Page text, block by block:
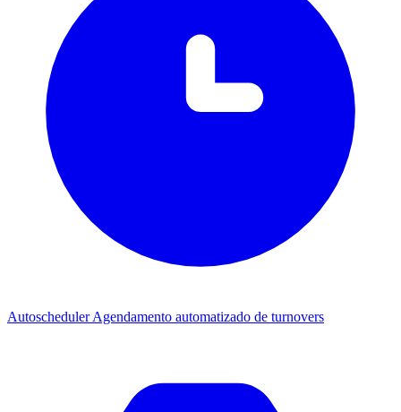
AutoschedulerAgendamento automatizado de turnovers